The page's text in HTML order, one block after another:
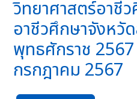
วิทยาศาสตร์อาชี
อาชีวศึกษาจังหวั
พุทธศักราช
กรกฎาคม 2567